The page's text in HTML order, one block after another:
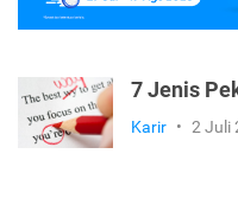
7 Jenis
Karir • 2 Juli